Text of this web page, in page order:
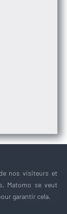
nos visiteurs et
Matomo se veut
garantir cela.